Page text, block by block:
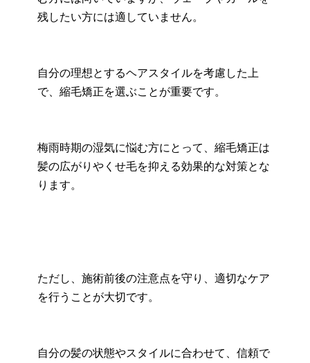
残したい方には適していません。
自分の理想とするヘアスタイルを考慮した上
で、縮毛矯正を選ぶことが重要です。
梅雨時期の湿気に悩む方にとって、縮毛矯正は
髪の広がりやくせ毛を抑える効果的な対策とな
ります。
ただし、施術前後の注意点を守り、適切なケア
を行うことが大切です。
自分の髪の状態やスタイルに合わせて、信頼で